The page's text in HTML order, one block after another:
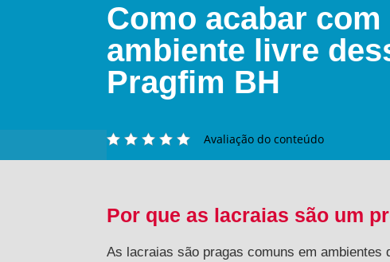
Como acabar
ambiente livre
Pragfim BH
Avaliação do conteúdo
Por que as lacraias são um
As lacraias são pragas comuns em